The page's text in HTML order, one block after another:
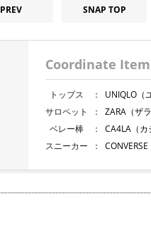
PREV SNAP TOP
Coordinate Item
トップス ：
UNIQLO（
サロペット
：
ZARA（ザ
ベレー棒
：
CA4LA（カ
スニーカー
：